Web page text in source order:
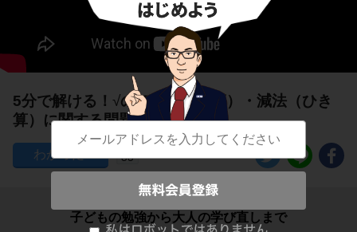
5分で解ける！ √の加法（たし算）・減法（ひき
算）に関する問題
33
子どもの勉強から大人の学び直しまで